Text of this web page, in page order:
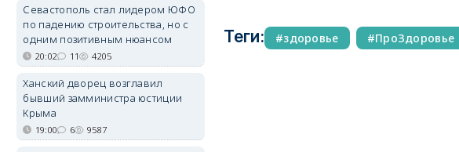
Теги: здоровье ПроЗдоровье
Севастополь стал лидером ЮФО
по падению строительства, но с
одним позитивным нюансом
20:02 11 4205
Ханский дворец возглавил
бывший замминистра юстиции
Крыма
19:00 6 9587